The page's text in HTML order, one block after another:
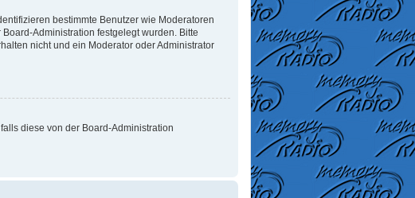
bestimmte Benutzer wie Moderatoren
Administration festgelegt wurden. Bitte
nicht und ein Moderator oder Administrator
diese von der Board-Administration